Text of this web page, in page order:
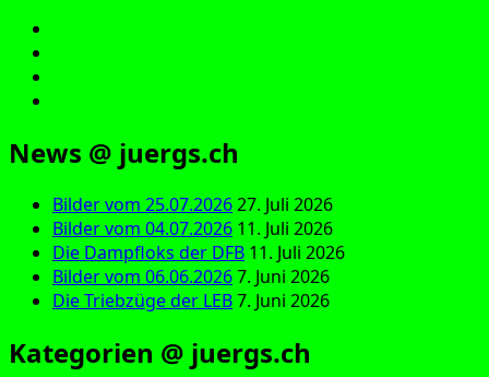
News @ juergs.ch
Bilder vom 25.07.202627. Juli 2026
Bilder vom 04.07.2026 11. Juli 2026
Die Dampfloks der DFB 11. Juli 2026
Bilder vom 06.06.20267. Juni 2026
Die Triebzüge der LEB7. Juni 2026
Kategorien @ juergs.ch